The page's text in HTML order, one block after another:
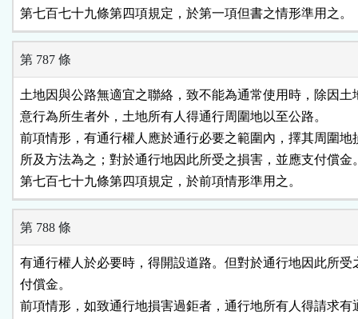
第七百七十九條第四項規定，於第一項但書之情形準用之。
第 787 條
土地因與公路無適宜之聯絡，致不能為通常使用時，除因土
意行為所生者外，土地所有人得通行周圍地以至公路。
前項情形，有通行權人應於通行必要之範圍內，擇其周圍地
所及方法為之；對於通行地因此所受之損害，並應支付償金
第七百七十九條第四項規定，於前項情形準用之。
第 788 條
有通行權人於必要時，得開設道路。但對於通行地因此所受
付償金。
前項情形，如致通行地損害過鉅者，通行地所有人得請求有